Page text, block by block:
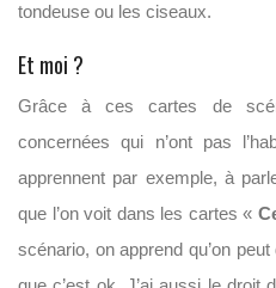
tondeuse ou les ciseaux.
Et moi ?
Grâce à ces cartes de
concernées qui n’ont pas
apprennent par exemple, à
que l’on voit dans les cartes «
scénario, on apprend qu’on